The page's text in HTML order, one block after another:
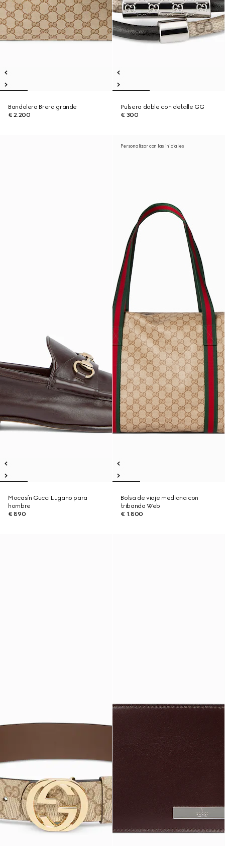
Bandolera Brera grande
€ 2.200
Pulsera doble con detalle GG
€ 300
Mocasín Gucci Lugano para
hombre
€ 890
Personalizar con las iniciales
Bolsa de viaje mediana con
tribanda Web
€ 1.800